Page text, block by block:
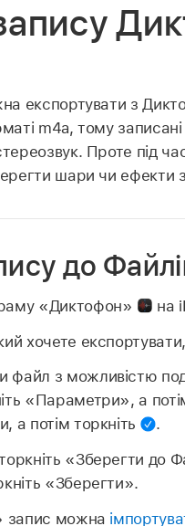
експортувати з
m4a, тому
Проте під
шари чи ефекти
до
«Диктофон»
на
хочете
файл з можливістю
«Параметри», а
а потім торкніть
.
«Зберегти до
«Зберегти».
запис можна